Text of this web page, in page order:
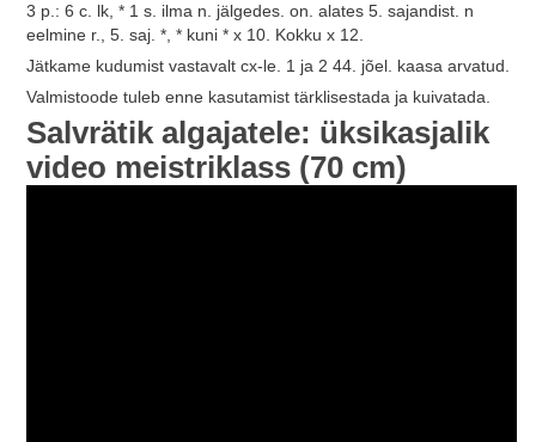
3 p.: 6 c. lk, * 1 s. ilma n. jälgedes. on. alates 5. sajandist. n
eelmine r., 5. saj. *, * kuni * x 10. Kokku x 12.
Jätkame kudumist vastavalt cx-le. 1 ja 2 44. jõel. kaasa arvatud.
Valmistoode tuleb enne kasutamist tärklisestada ja kuivatada.
Salvrätik algajatele: üksikasjalik
video meistriklass (70 cm)